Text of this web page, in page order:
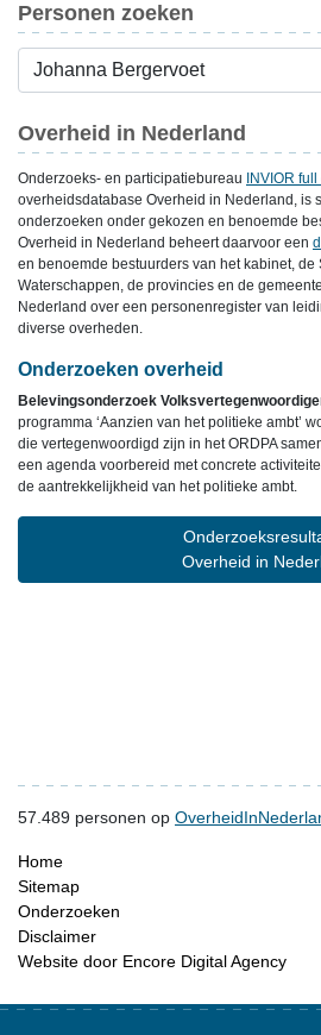
Personen zoeken
Overheid in Nederland
Onderzoeks- en participatiebureau INVIOR
overheidsdatabase Overheid in Nederland, is
onderzoeken onder gekozen en benoemde
Overheid in Nederland beheert daarvoor een
en benoemde bestuurders van het kabinet, de
Waterschappen, de provincies en de
Nederland over een personenregister van
diverse overheden.
Onderzoeken overheid
Belevingsonderzoek
programma ‘Aanzien van het politieke ambt’
die vertegenwoordigd zijn in het ORDPA
een agenda voorbereid met concrete
de aantrekkelijkheid van het politieke ambt.
Overheid in
57.489 personen op
Home
Sitemap
Onderzoeken
Disclaimer
Website door Encore Digital Agency